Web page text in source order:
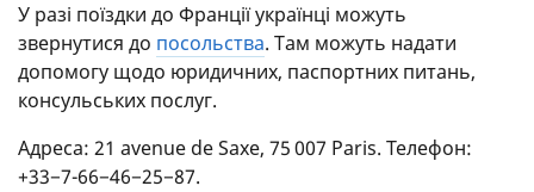
У разі поїздки до Франції українці можуть
звернутися до посольства. Там можуть надати
допомогу щодо юридичних, паспортних питань,
консульських послуг.
Адреса: 21 avenue de Saxe, 75 007 Paris. Телефон:
+33−7-66−46−25−87.